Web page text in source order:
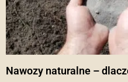
Nawozy naturalne –